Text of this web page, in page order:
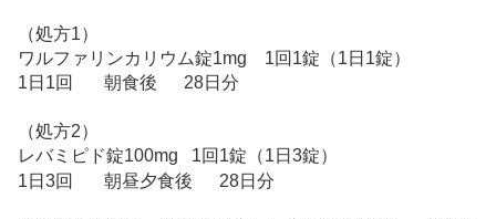
（処方1）
ワルファリンカリウム錠1mg 1回1錠（1日1錠）
1日1回 朝食後 28日分
（処方2）
レバミピド錠100mg 1回1錠（1日3錠）
1日3回 朝昼夕食後 28日分